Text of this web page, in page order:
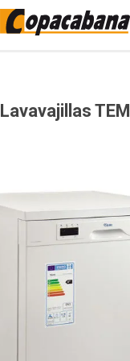
Lavavajillas TEM